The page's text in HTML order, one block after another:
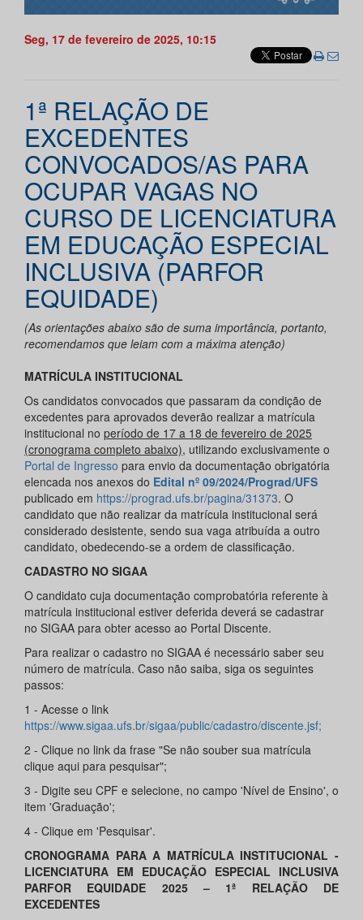
Seg, 17 de fevereiro de 2025, 10:15
1ª RELAÇÃO DE
EXCEDENTES
CONVOCADOS/AS PARA
OCUPAR VAGAS NO
CURSO DE LICENCIATURA
EM EDUCAÇÃO ESPECIAL
INCLUSIVA (PARFOR
EQUIDADE)
(As orientações abaixo são de suma importância, portanto,
recomendamos que leiam com a máxima atenção)
MATRÍCULA INSTITUCIONAL
Os candidatos convocados que passaram da condição de
excedentes para aprovados deverão realizar a matrícula
institucional no período de 17 a 18 de fevereiro de 2025
(cronograma completo abaixo), utilizando exclusivamente o
Portal de Ingresso para envio da documentação obrigatória
elencada nos anexos do Edital nº 09/2024/Prograd/UFS
publicado em https://prograd.ufs.br/pagina/31373. O
candidato que não realizar da matrícula institucional será
considerado desistente, sendo sua vaga atribuída a outro
candidato, obedecendo-se a ordem de classificação.
CADASTRO NO SIGAA
O candidato cuja documentação comprobatória referente à
matrícula institucional estiver deferida deverá se cadastrar
no SIGAA para obter acesso ao Portal Discente.
Para realizar o cadastro no SIGAA é necessário saber seu
número de matrícula. Caso não saiba, siga os seguintes
passos:
1 - Acesse o link
https://www.sigaa.ufs.br/sigaa/public/cadastro/discente.jsf;
2 - Clique no link da frase "Se não souber sua matrícula
clique aqui para pesquisar";
3 - Digite seu CPF e selecione, no campo 'Nível de Ensino', o
item 'Graduação';
4 - Clique em 'Pesquisar'.
CRONOGRAMA PARA A MATRÍCULA INSTITUCIONAL -
LICENCIATURA EM EDUCAÇÃO ESPECIAL INCLUSIVA
PARFOR EQUIDADE 2025 – 1ª RELAÇÃO DE
EXCEDENTES